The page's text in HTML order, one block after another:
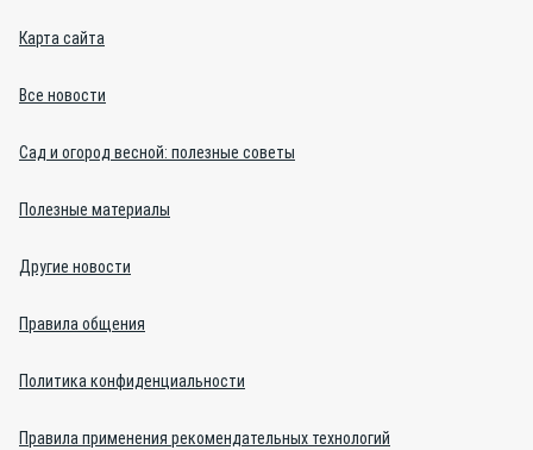
Карта сайта
Все новости
Сад и огород весной: полезные советы
Полезные материалы
Другие новости
Правила общения
Политика конфиденциальности
Правила применения рекомендательных технологий